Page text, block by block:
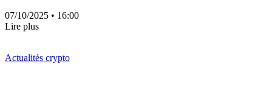
07/10/2025 • 16:00
Lire plus
Actualités crypto